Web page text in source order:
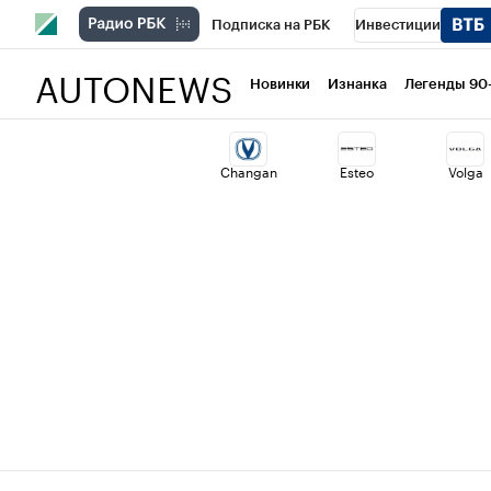
Подписка на РБК Инвестиции
Национальные проекты Город
Кредитные рейтинги Франшизы
AUTONEWS Новинки Изнанка Легенды
Changan Esteo Volga